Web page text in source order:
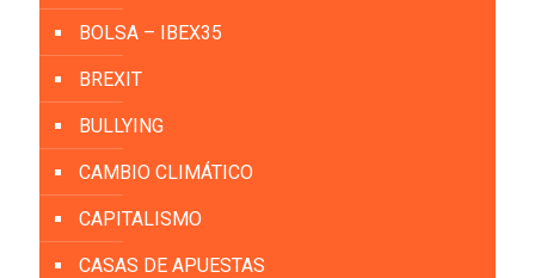
BOLSA – IBEX35
BREXIT
BULLYING
CAMBIO CLIMÁTICO
CAPITALISMO
CASAS DE APUESTAS